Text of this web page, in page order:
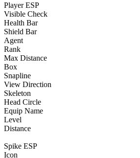
Player ESP
Visible Check
Health Bar
Shield Bar
Agent
Rank
Max Distance
Box
Snapline
View Direction
Skeleton
Head Circle
Equip Name
Level
Distance
Spike ESP
Icon